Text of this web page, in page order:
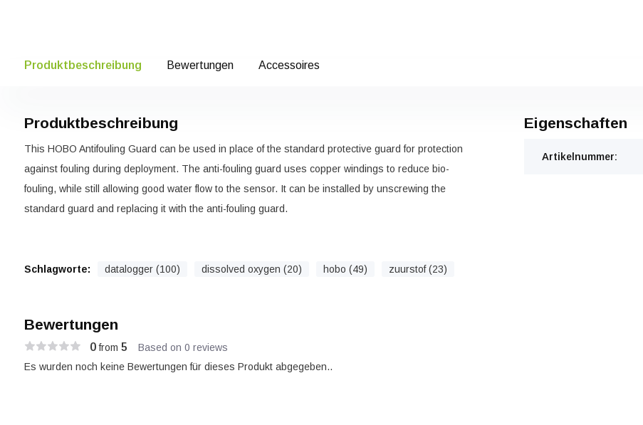
Produktbeschreibung Bewertungen Accessoires
Produktbeschreibung
This HOBO Antifouling Guard can be used in place of the standard protective guard for protection
against fouling during deployment. The anti-fouling guard uses copper windings to reduce bio-
fouling, while still allowing good water flow to the sensor. It can be installed by unscrewing the
standard guard and replacing it with the anti-fouling guard.
Schlagworte: datalogger (100) dissolved oxygen (20) hobo (49) zuurstof (23)
Eigenschaften
Artikelnummer:
Bewertungen
0from 5 Based on 0 reviews
Es wurden noch keine Bewertungen für dieses Produkt abgegeben..